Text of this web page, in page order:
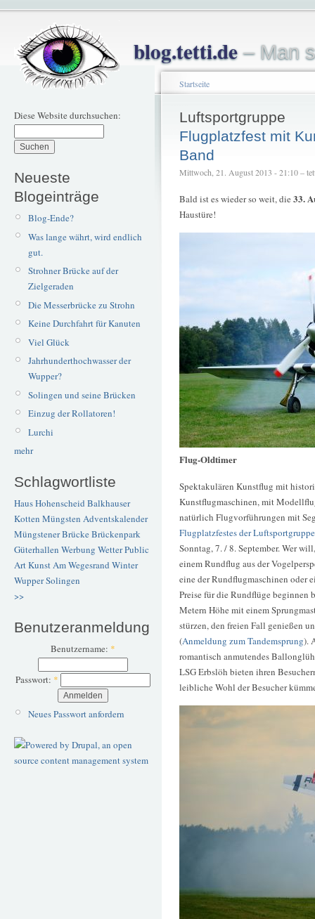
blog.tetti.de– Man
Diese Website durchsuchen:
Neueste
Blogeinträge
Blog-Ende?
Was lange währt, wird endlich
gut.
Strohner Brücke auf der
Zielgeraden
Die Messerbrücke zu Strohn
Keine Durchfahrt für Kanuten
Viel Glück
Jahrhunderthochwasser der
Wupper?
Solingen und seine Brücken
Einzug der Rollatoren!
Lurchi
mehr
Schlagwortliste
Haus Hohenscheid Balkhauser
Kotten Müngsten Adventskalender
Müngstener BrückeBrückenpark
Güterhallen Werbung WetterPublic
ArtKunstAm Wegesrand Winter
WupperSolingen
>>
Benutzeranmeldung
Benutzername: *
Passwort: *
Neues Passwort anfordern
Startseite
Luftsportgruppe
Flugplatzfest mit
Band
Mittwoch, 21. August 2013 - 21:10 –
Bald ist es wieder so weit, die 33.
Haustüre!
Flug-Oldtimer
Spektakulären Kunstflug mit
Kunstflugmaschinen, mit
natürlich Flugvorführungen mit
Flugplatzfestes der
Sonntag, 7. / 8. September. Wer
einem Rundflug aus der
eine der Rundflugmaschinen oder
Preise für die Rundflüge
Metern Höhe mit einem
stürzen, den freien Fall genießen
(Anmeldung zum Tandemsprung).
romantisch anmutendes
LSG Erbslöh bieten ihren
leibliche Wohl der Besucher